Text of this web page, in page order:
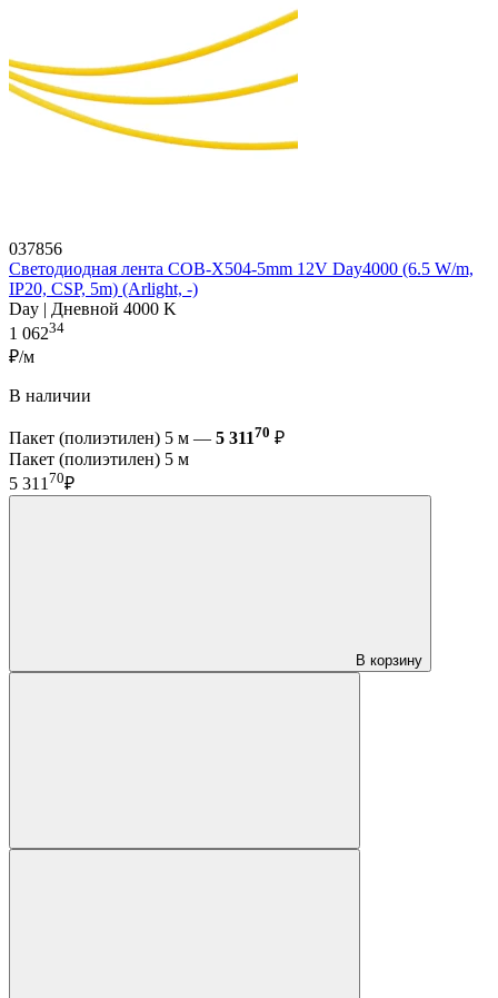
037856
Светодиодная лента COB-X504-5mm 12V Day4000 (6.5 W/m,
IP20, CSP, 5m) (Arlight, -)
Day | Дневной 4000 K
1 06234
₽/м
В наличии
Пакет (полиэтилен) 5 м — 5 31170 ₽
Пакет (полиэтилен) 5 м
5 31170₽
В корзину